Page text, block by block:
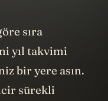
sıra
yıl takvimi
bir yere asın.
sürekli